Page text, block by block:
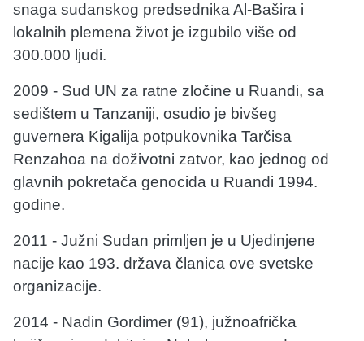
snaga sudanskog predsednika Al-Bašira i
lokalnih plemena život je izgubilo više od
300.000 ljudi.
2009 - Sud UN za ratne zločine u Ruandi, sa
sedištem u Tanzaniji, osudio je bivšeg
guvernera Kigalija potpukovnika Tarčisa
Renzahoa na doživotni zatvor, kao jednog od
glavnih pokretača genocida u Ruandi 1994.
godine.
2011 - Južni Sudan primljen je u Ujedinjene
nacije kao 193. država članica ove svetske
organizacije.
2014 - Nadin Gordimer (91), južnoafrička